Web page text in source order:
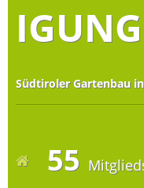
IGUNG
Südtiroler Gartenbau
55